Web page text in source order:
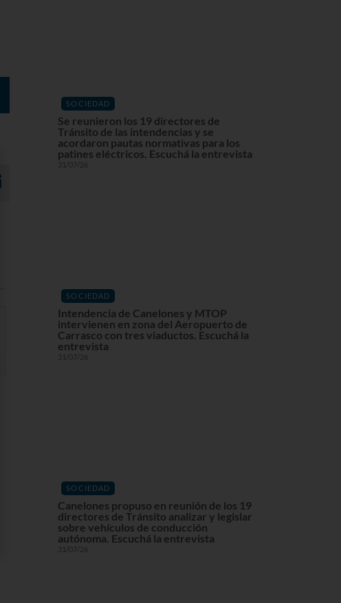
SOCIEDAD
Se reunieron los 19 directores de
Tránsito de las intendencias y se
acordaron pautas normativas para los
patines eléctricos. Escuchá la entrevista
31/07/26
SOCIEDAD
Intendencia de Canelones y MTOP
intervienen en zona del Aeropuerto de
Carrasco con tres viaductos. Escuchá la
entrevista
31/07/26
SOCIEDAD
Canelones propuso en reunión de los 19
directores de Tránsito analizar y legislar
sobre vehículos de conducción
autónoma. Escuchá la entrevista
31/07/26